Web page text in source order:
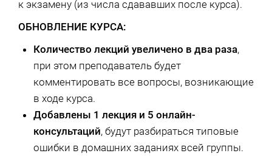
к экзамену (из числа сдававших после курса).
ОБНОВЛЕНИЕ КУРСА:
Количество лекций увеличено в два раза,
при этом преподаватель будет
комментировать все вопросы, возникающие
в ходе курса.
Добавлены 1 лекция и 5 онлайн-
консультаций, будут разбираться типовые
ошибки в домашних заданиях всей группы.